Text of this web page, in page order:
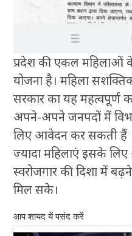
प्रदेश की एकल महिलाओं के
योजना है। महिला
सरकार का यह महत्वपूर्ण
अपने-अपने जनपदों में
लिए आवेदन कर सकती हैं ।
ज्यादा महिलाएं इसके
स्वरोजगार की दिशा में
मिल सके।